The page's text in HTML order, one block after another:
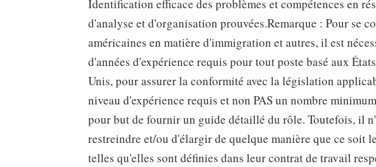
Identification efficace des problèmes et compétences en
d'analyse et d'organisation prouvées.Remarque : Pour se
américaines en matière d'immigration et autres, il est
d'années d'expérience requis pour tout poste basé aux
Unis, pour assurer la conformité avec la législation
niveau d'expérience requis et non PAS un nombre
pour but de fournir un guide détaillé du rôle. Toutefois, il
restreindre et/ou d'élargir de quelque manière que ce soit
telles qu'elles sont définies dans leur contrat de travail